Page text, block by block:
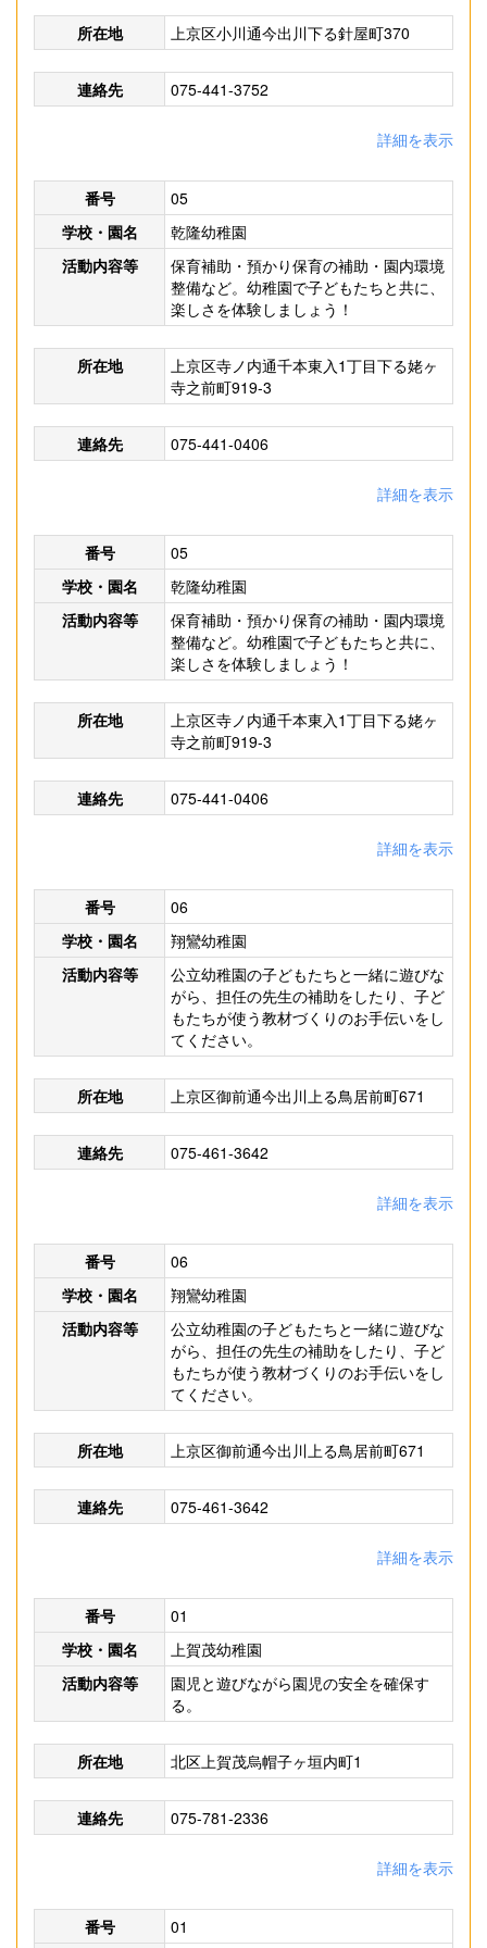
所在地 上京区小川通今出川下る針屋町370
連絡先 075-441-3752
詳細を表示
番号
05
学校・園名
乾隆幼稚園
活動内容等
保育補助・預かり保育の補助・園内環境
整備など。幼稚園で子どもたちと共に、
楽しさを体験しましょう！
所在地
上京区寺ノ内通千本東入1丁目下る姥ヶ
寺之前町919-3
連絡先 075-441-0406
詳細を表示
番号
05
学校・園名
乾隆幼稚園
活動内容等
保育補助・預かり保育の補助・園内環境
整備など。幼稚園で子どもたちと共に、
楽しさを体験しましょう！
所在地
上京区寺ノ内通千本東入1丁目下る姥ヶ
寺之前町919-3
連絡先 075-441-0406
詳細を表示
番号
06
学校・園名
翔鸞幼稚園
活動内容等
公立幼稚園の子どもたちと一緒に遊びな
がら、担任の先生の補助をしたり、子ど
もたちが使う教材づくりのお手伝いをし
てください。
所在地 上京区御前通今出川上る鳥居前町671
連絡先 075-461-3642
詳細を表示
番号
06
学校・園名
翔鸞幼稚園
活動内容等
公立幼稚園の子どもたちと一緒に遊びな
がら、担任の先生の補助をしたり、子ど
もたちが使う教材づくりのお手伝いをし
てください。
所在地 上京区御前通今出川上る鳥居前町671
連絡先 075-461-3642
詳細を表示
番号
01
学校・園名
上賀茂幼稚園
活動内容等
園児と遊びながら園児の安全を確保す
る。
所在地 北区上賀茂烏帽子ヶ垣内町1
連絡先 075-781-2336
詳細を表示
番号 01